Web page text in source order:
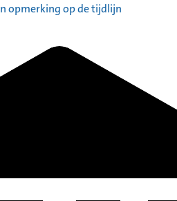
opmerking op de tijdlijn